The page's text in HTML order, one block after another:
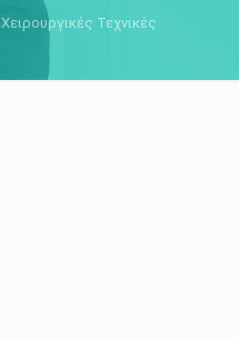
Χειρουργικές Τεχνικές